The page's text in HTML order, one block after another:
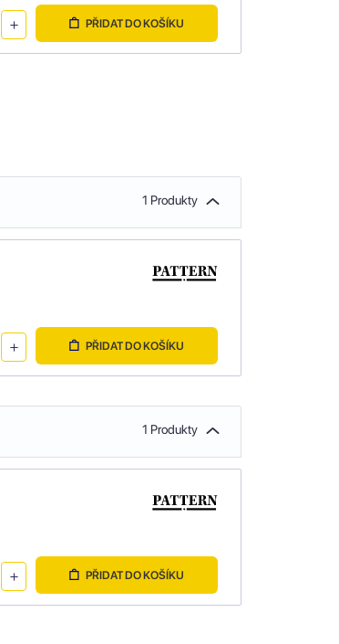
PŘIDAT DO KOŠÍKU
1 Produkty
PŘIDAT DO KOŠÍKU
1 Produkty
PŘIDAT DO KOŠÍKU